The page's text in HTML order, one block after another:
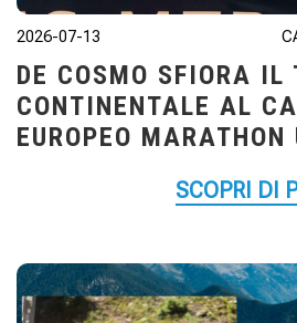
2026-07-13
DE COSMO SFIORA IL
CONTINENTALE AL
EUROPEO MARATHON
SCOPRI DI